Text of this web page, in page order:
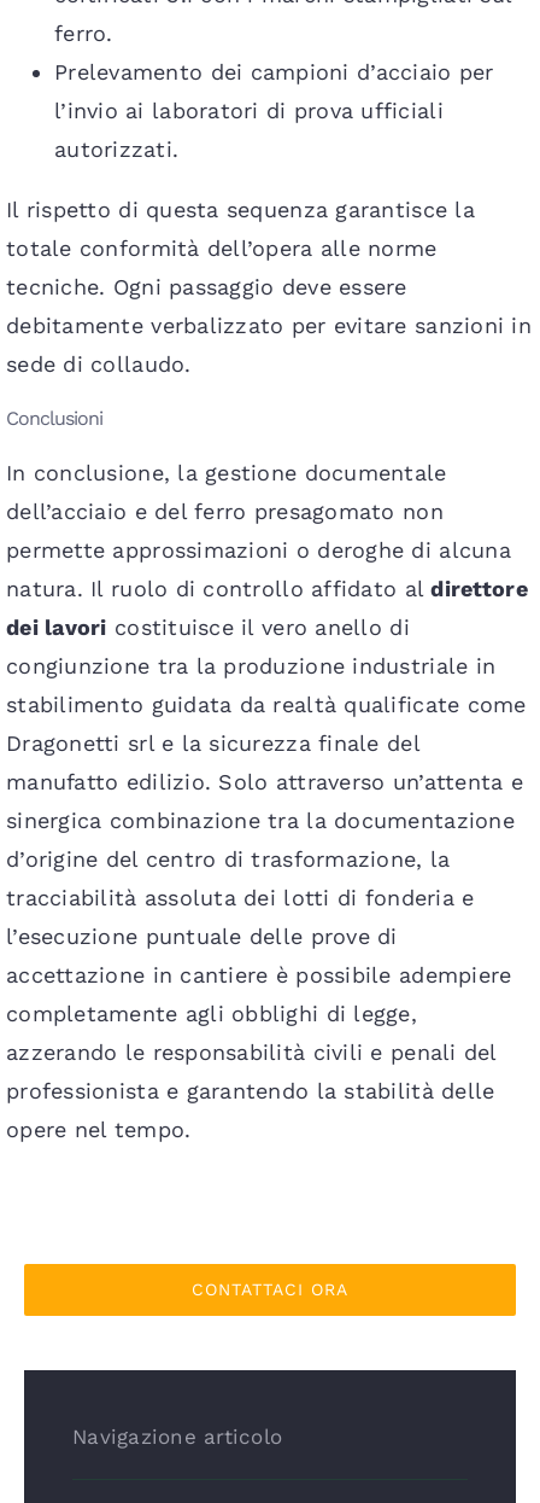
ferro.
Prelevamento dei campioni d’acciaio per
l’invio ai laboratori di prova ufficiali
autorizzati.
Il rispetto di questa sequenza garantisce la
totale conformità dell’opera alle norme
tecniche. Ogni passaggio deve essere
debitamente verbalizzato per evitare sanzioni in
sede di collaudo.
Conclusioni
In conclusione, la gestione documentale
dell’acciaio e del ferro presagomato non
permette approssimazioni o deroghe di alcuna
natura. Il ruolo di controllo affidato aldirettore
dei lavori costituisce il vero anello di
congiunzione tra la produzione industriale in
stabilimento guidata da realtà qualificate come
Dragonetti srl e la sicurezza finale del
manufatto edilizio. Solo attraverso un’attenta e
sinergica combinazione tra la documentazione
d’origine del centro di trasformazione, la
tracciabilità assoluta dei lotti di fonderia e
l’esecuzione puntuale delle prove di
accettazione in cantiere è possibile adempiere
completamente agli obblighi di legge,
azzerando le responsabilità civili e penali del
professionista e garantendo la stabilità delle
opere nel tempo.
CONTATTACI ORA
Navigazione articolo